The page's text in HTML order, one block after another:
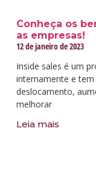
Conheça os
as empresas!
12 de janeiro de 2023
Inside sales é um
internamente e
deslocamento,
melhorar
Leia mais